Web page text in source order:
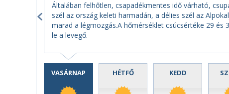
Általában felhőtlen, csapadékmentes idő várható,
szél az ország keleti harmadán, a délies szél az
marad a légmozgás.A hőmérséklet csúcsértéke 29
le a levegő.
VASÁRNAP HÉTFŐ KEDD